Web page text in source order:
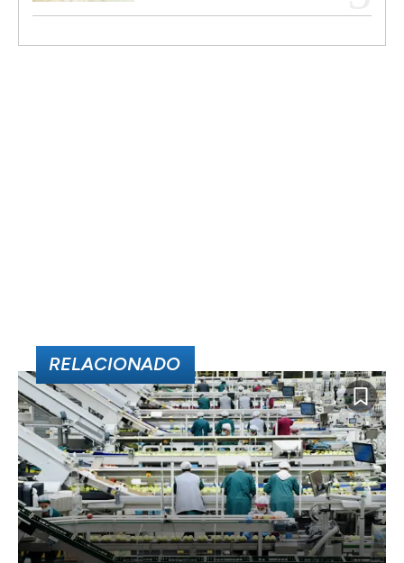
RELACIONADO